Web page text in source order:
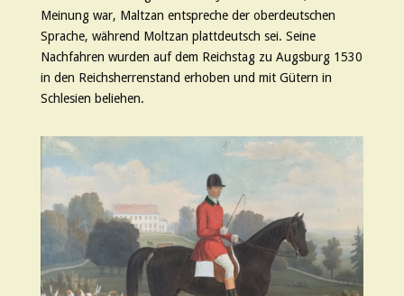
Meinung war, Maltzan entspreche der oberdeutschen
Sprache, während Moltzan plattdeutsch sei. Seine
Nachfahren wurden auf dem Reichstag zu Augsburg 1530
in den Reichsherrenstand erhoben und mit Gütern in
Schlesien beliehen.